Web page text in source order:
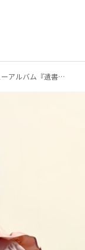
の中から生まれた作品たち〜